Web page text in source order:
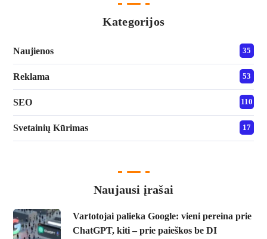
Kategorijos
Naujienos 35
Reklama 53
SEO 110
Svetainių Kūrimas 17
Naujausi įrašai
Vartotojai palieka Google: vieni pereina prie
ChatGPT, kiti – prie paieškos be DI